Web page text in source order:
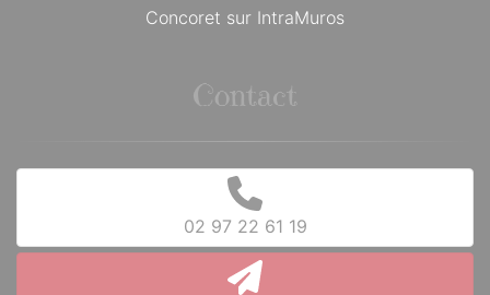
Concoret sur IntraMuros
Contact
02 97 22 61 19